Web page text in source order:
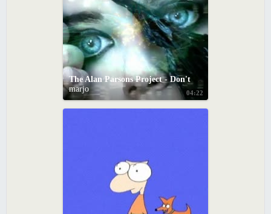
04:22
The Alan Parsons Project - Don't Let It Show
marjo